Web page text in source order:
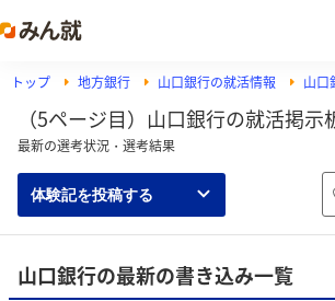
トップ 地方銀行 山口銀行の就活情報 山口
（5ページ目）山口銀行の就活掲示
最新の選考状況・選考結果
体験記を投稿する
山口銀行の最新の書き込み一覧